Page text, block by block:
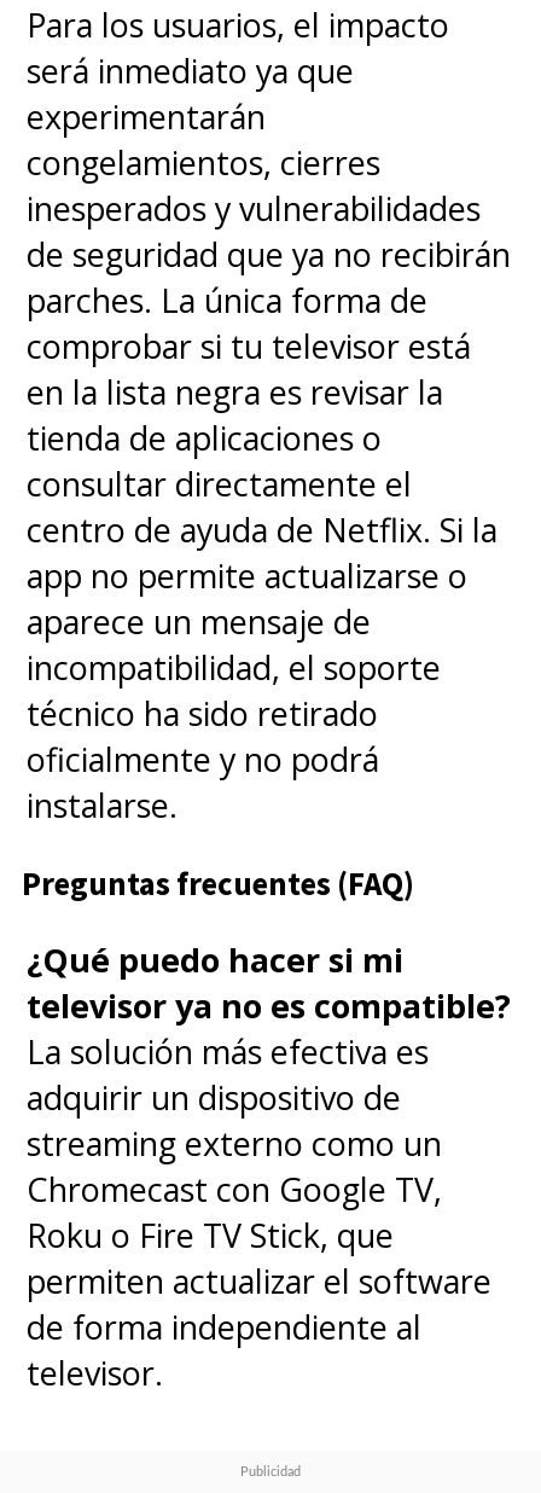
Para los usuarios, el impacto
será inmediato ya que
experimentarán
congelamientos, cierres
inesperados y vulnerabilidades
de seguridad que ya no recibirán
parches. La única forma de
comprobar si tu televisor está
en la lista negra es revisar la
tienda de aplicaciones o
consultar directamente el
centro de ayuda de Netflix. Si la
app no permite actualizarse o
aparece un mensaje de
incompatibilidad, el soporte
técnico ha sido retirado
oficialmente y no podrá
instalarse.
Preguntas frecuentes (FAQ)
¿Qué puedo hacer si mi
televisor ya no es compatible?
La solución más efectiva es
adquirir un dispositivo de
streaming externo como un
Chromecast con Google TV,
Roku o Fire TV Stick, que
permiten actualizar el software
de forma independiente al
televisor.